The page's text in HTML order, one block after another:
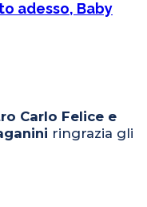
adesso, Baby
Carlo Felice e
ringrazia gli